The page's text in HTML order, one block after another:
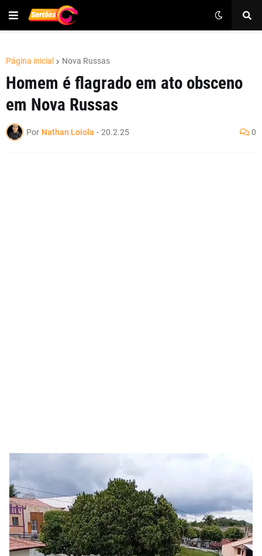
Página inicial Nova Russas
Homem é flagrado em ato obsceno
em Nova Russas
Por Nathan Loiola - 20.2.25 0